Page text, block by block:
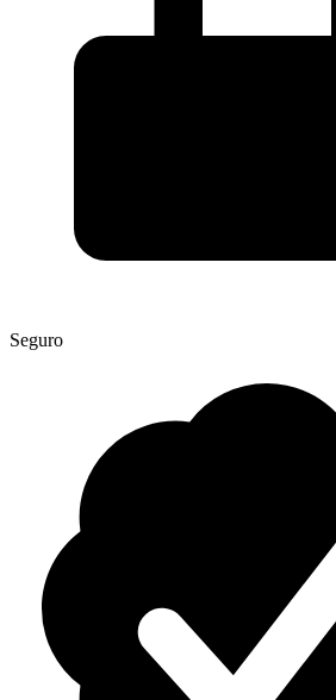
Seguro